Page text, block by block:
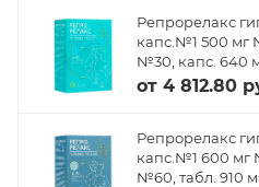
Репрорелакс
капс.№1 500 мг
№30, капс. 640
от 4 812.80
Репрорелакс
капс.№1 600
№60, табл. 910